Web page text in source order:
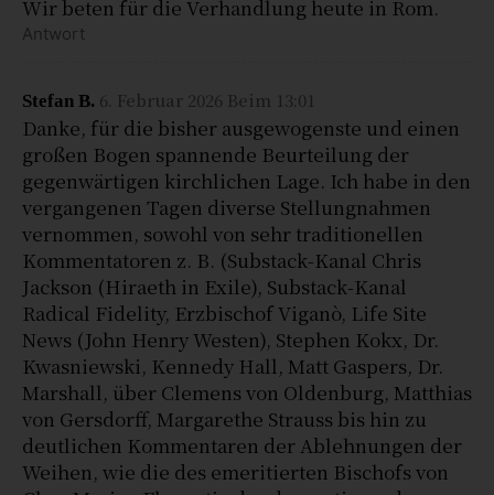
Wir beten für die Verhandlung heute in Rom.
Antwort
Stefan B. 6. Februar 2026 Beim 13:01
Danke, für die bisher ausgewogenste und einen
großen Bogen spannende Beurteilung der
gegenwärtigen kirchlichen Lage. Ich habe in den
vergangenen Tagen diverse Stellungnahmen
vernommen, sowohl von sehr traditionellen
Kommentatoren z. B. (Substack-Kanal Chris
Jackson (Hiraeth in Exile), Substack-Kanal
Radical Fidelity, Erzbischof Viganò, Life Site
News (John Henry Westen), Stephen Kokx, Dr.
Kwasniewski, Kennedy Hall, Matt Gaspers, Dr.
Marshall, über Clemens von Oldenburg, Matthias
von Gersdorff, Margarethe Strauss bis hin zu
deutlichen Kommentaren der Ablehnungen der
Weihen, wie die des emeritierten Bischofs von